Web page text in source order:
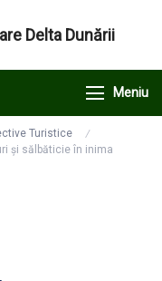
Delta Dunării
Meniu
Turistice
și sălbăticie în inima